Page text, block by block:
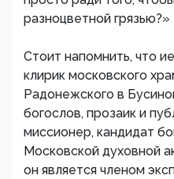
разноцветной грязью?»
Стоит напомнить, что
клирик московского
Радонежского в
богослов, прозаик и
миссионер, кандидат
Московской духовной
он является членом